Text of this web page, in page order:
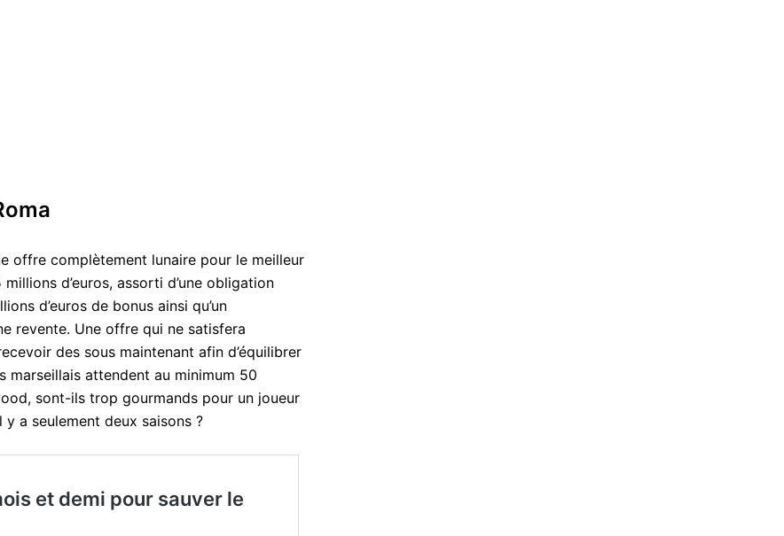
offre complètement lunaire pour le meilleur
d’euros, assorti d’une obligation
d’euros de bonus ainsi qu’un
revente. Une offre qui ne satisfera
des sous maintenant afin d’équilibrer
marseillais attendent au minimum 50
sont-ils trop gourmands pour un joueur
a seulement deux saisons ?
et demi pour sauver le